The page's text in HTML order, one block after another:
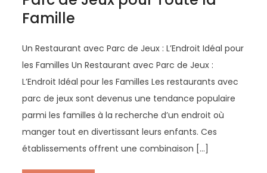
Famille
Un Restaurant avec Parc de Jeux : L’Endroit Idéal pour
les Familles Un Restaurant avec Parc de Jeux :
L’Endroit Idéal pour les Familles Les restaurants avec
parc de jeux sont devenus une tendance populaire
parmi les familles à la recherche d’un endroit où
manger tout en divertissant leurs enfants. Ces
établissements offrent une combinaison […]